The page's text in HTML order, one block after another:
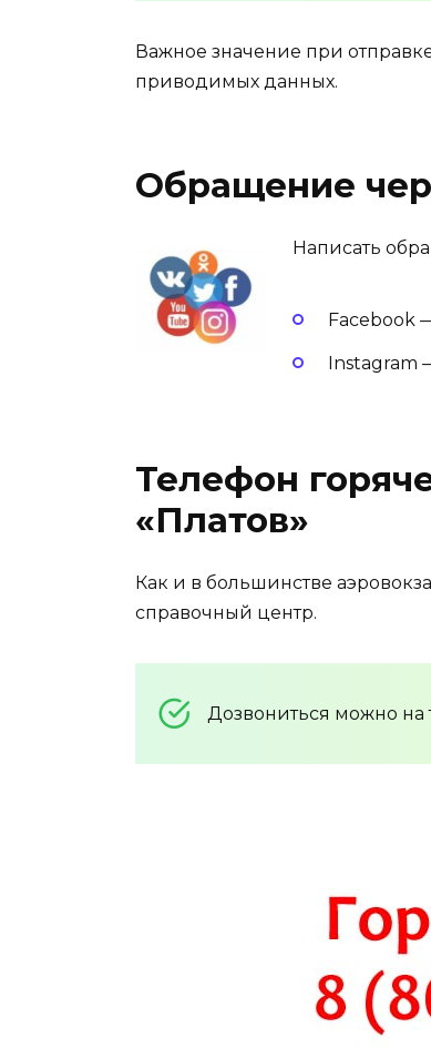
Важное значение при
приводимых данных.
Обращение
Написать
Facebook
Instagram
Телефон
«Платов»
Как и в большинстве
справочный центр.
Дозвониться можно